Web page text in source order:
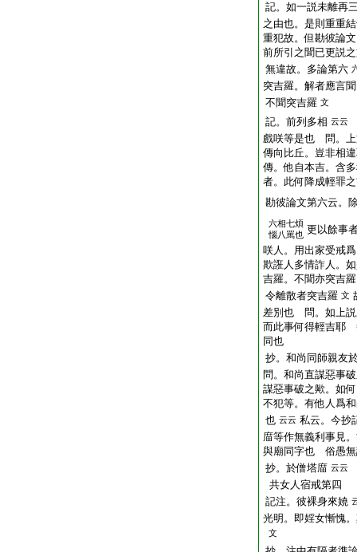
記。如一説未離再
之由也。是則重重
重犯故。但勘彼論
前所引之聞已更説
無違故。多論第六
突吉羅。解者應言
不聞突吉羅 文
記。前列多相 云云
戲咲等是也 問。上
傳向比丘。豈非相
傳。他自本吉。含
者。此何降成輕罪
勘彼論文第六云。
六相七煩
惱八罵也 更以餘事
咲人。用出家受戒爲
欺誑人多情詐人。
吉羅。不聞亦突吉
令離散者突吉羅 文
差別也 問。如上説
而此事何得輕吉耶
同也
抄。和尚同師親友
問。和尚直謀惡事
謀惡事破之歟。如
不犯等。有他人爲
也 云云 私云。今抄
庿等作無義利事見
與廟同字也 俗愚
抄。於僧塔庿 云云
共女人宿戒第四
記注。彼裸身來嬈
光明。即婬女慚愧
文